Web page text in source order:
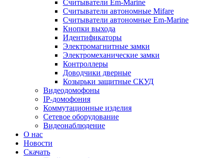
Считыватели Еm-Marine
Считыватели автономные Mifare
Считыватели автономные Em-Marine
Кнопки выхода
Идентификаторы
Электромагнитные замки
Электромеханические замки
Контроллеры
Доводчики дверные
Козырьки защитные СКУД
Видеодомофоны
IP-домофония
Коммутационные изделия
Сетевое оборудование
Видеонаблюдение
О нас
Новости
Скачать